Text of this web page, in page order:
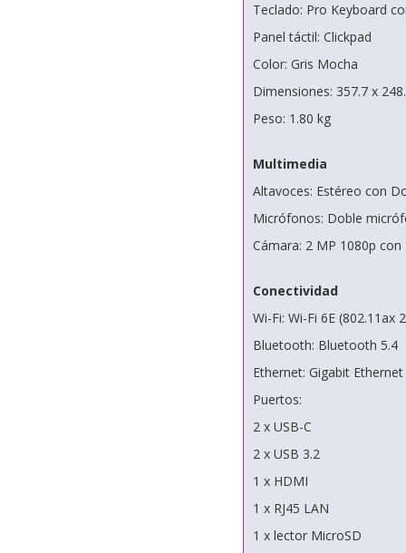
Teclado: Pro Keyboard
Panel táctil: Clickpad
Color: Gris Mocha
Dimensiones: 357.7 x
Peso: 1.80 kg
Multimedia
Altavoces: Estéreo con
Micrófonos: Doble
Cámara: 2 MP 1080p con
Conectividad
Wi-Fi: Wi-Fi 6E (802.11ax
Bluetooth: Bluetooth 5.4
Ethernet: Gigabit
Puertos:
2 x USB-C
2 x USB 3.2
1 x HDMI
1 x RJ45 LAN
1 x lector MicroSD